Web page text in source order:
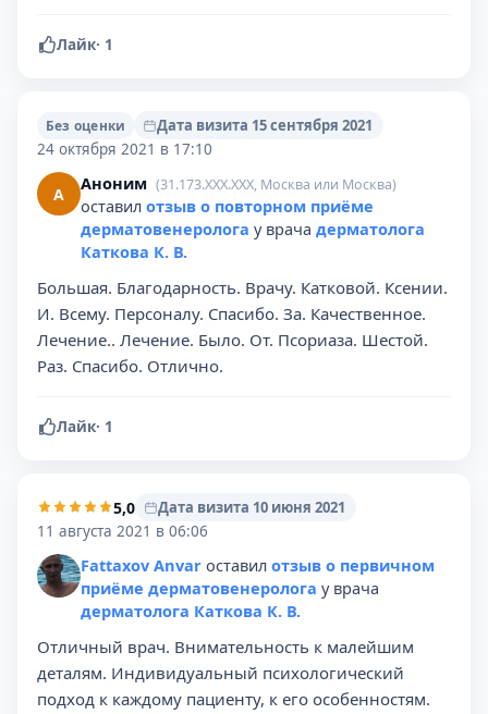
Лайк· 1
Без оценки
Дата визита 15 сентября 2021
24 октября 2021 в 17:10
А Аноним (31.173.XXX.XXX, Москва или Москва)
оставил отзыв о повторном приёме
дерматовенеролога у врача дерматолога
Каткова К. В.
Большая. Благодарность. Врачу. Катковой. Ксении.
И. Всему. Персоналу. Спасибо. За. Качественное.
Лечение.. Лечение. Было. От. Псориаза. Шестой.
Раз. Спасибо. Отлично.
Лайк· 1
5,0
Дата визита 10 июня 2021
11 августа 2021 в 06:06
Fattaxov Anvar оставил отзыв о первичном
приёме дерматовенеролога у врача
дерматолога Каткова К. В.
Отличный врач. Внимательность к малейшим
деталям. Индивидуальный психологический
подход к каждому пациенту, к его особенностям.